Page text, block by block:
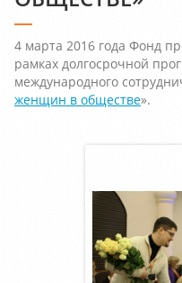
4 марта 2016 года Фонд
рамках долгосрочной
международного
женщин в обществе».